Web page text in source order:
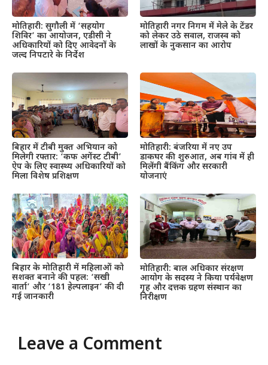
मोतिहारी: सुगौली में ‘सहयोग
शिविर’ का आयोजन, एडीसी ने
अधिकारियों को दिए आवेदनों के
जल्द निपटारे के निर्देश
मोतिहारी नगर निगम में मेले के टेंडर
को लेकर उठे सवाल, राजस्व को
लाखों के नुकसान का आरोप
बिहार में टीबी मुक्त अभियान को
मिलेगी रफ्तार: ‘कफ अगेंस्ट टीबी’
ऐप के लिए स्वास्थ्य अधिकारियों को
मिला विशेष प्रशिक्षण
मोतिहारी: बंजरिया में नए उप
डाकघर की शुरुआत, अब गांव में ही
मिलेंगी बैंकिंग और सरकारी
योजनाएं
बिहार के मोतिहारी में महिलाओं को
सशक्त बनाने की पहल: ‘सखी
वार्ता’ और ‘181 हेल्पलाइन’ की दी
गई जानकारी
मोतिहारी: बाल अधिकार संरक्षण
आयोग के सदस्य ने किया पर्यवेक्षण
गृह और दत्तक ग्रहण संस्थान का
निरीक्षण
Leave a Comment